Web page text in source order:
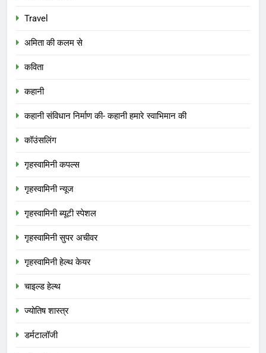
Travel
अमिता की कलम से
कविता
कहानी
कहानी संविधान निर्माण की- कहानी हमारे स्वाभिमान की
कॉउंसलिंग
गृहस्वामिनी कपल्स
गृहस्वामिनी न्यूज
गृहस्वामिनी ब्यूटी स्पेशल
गृहस्वामिनी सुपर अचीवर
गृहस्वामिनी हेल्थ केयर
चाइल्ड हेल्थ
ज्योतिष शास्त्र
डर्मटालॉजी